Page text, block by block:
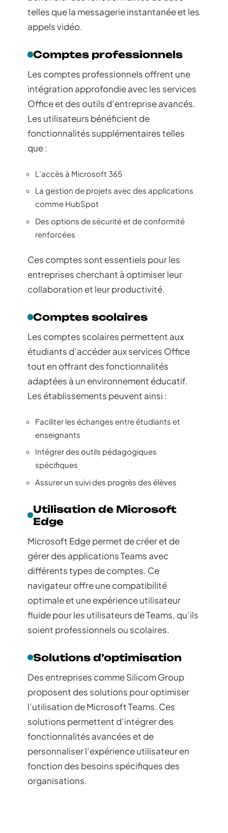
telles que la messagerie instantanée et les
appels vidéo.
Comptes professionnels
Les comptes professionnels offrent une
intégration approfondie avec les services
Office et des outils d’entreprise avancés.
Les utilisateurs bénéficient de
fonctionnalités supplémentaires telles
que :
L’accès à Microsoft 365
La gestion de projets avec des applications
comme HubSpot
Des options de sécurité et de conformité
renforcées
Ces comptes sont essentiels pour les
entreprises cherchant à optimiser leur
collaboration et leur productivité.
Comptes scolaires
Les comptes scolaires permettent aux
étudiants d’accéder aux services Office
tout en offrant des fonctionnalités
adaptées à un environnement éducatif.
Les établissements peuvent ainsi :
Faciliter les échanges entre étudiants et
enseignants
Intégrer des outils pédagogiques
spécifiques
Assurer un suivi des progrès des élèves
Utilisation de Microsoft
Edge
Microsoft Edge permet de créer et de
gérer des applications Teams avec
différents types de comptes. Ce
navigateur offre une compatibilité
optimale et une expérience utilisateur
fluide pour les utilisateurs de Teams, qu’ils
soient professionnels ou scolaires.
Solutions d’optimisation
Des entreprises comme Silicom Group
proposent des solutions pour optimiser
l’utilisation de Microsoft Teams. Ces
solutions permettent d’intégrer des
fonctionnalités avancées et de
personnaliser l’expérience utilisateur en
fonction des besoins spécifiques des
organisations.